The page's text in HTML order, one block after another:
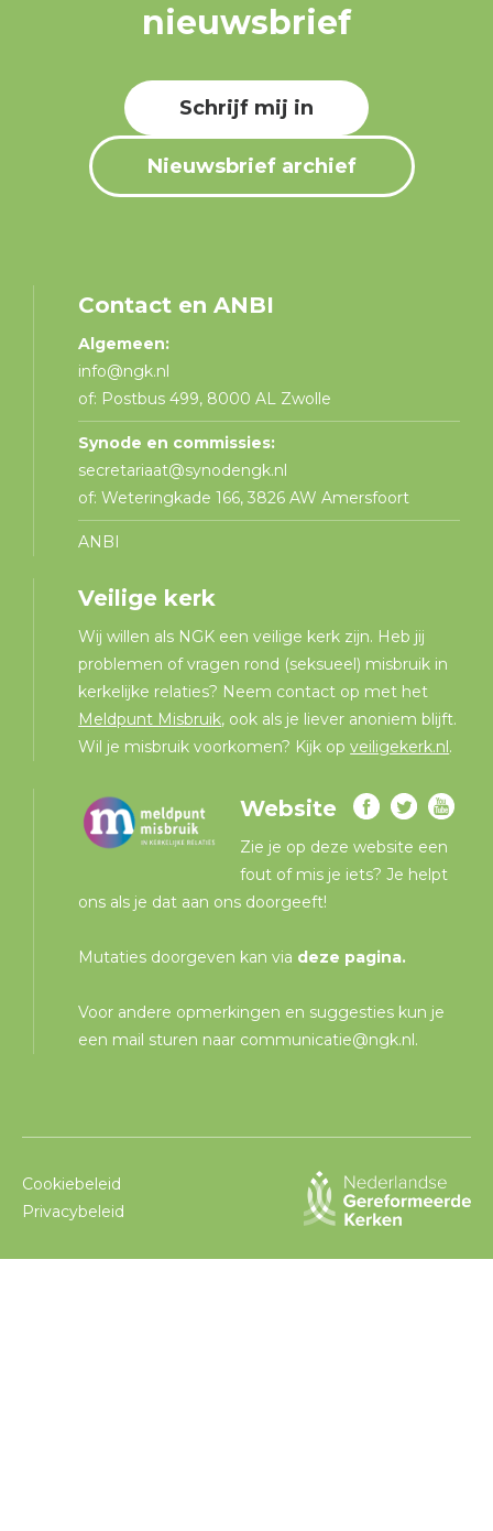
nieuwsbrief
Schrijf mij in
Nieuwsbrief archief
Contact en ANBI
Algemeen:
info@ngk.nl
of: Postbus 499, 8000 AL Zwolle
Synode en commissies:
secretariaat@synodengk.nl
of: Weteringkade 166, 3826 AW Amersfoort
ANBI
Veilige kerk
Wij willen als NGK een veilige kerk zijn. Heb jij
problemen of vragen rond (seksueel) misbruik in
kerkelijke relaties? Neem contact op met het
Meldpunt Misbruik, ook als je liever anoniem blijft.
Wil je misbruik voorkomen? Kijk opveiligekerk.nl.
Website
Zie je op deze website een
fout of mis je iets? Je helpt
ons als je dat aan ons doorgeeft!
Mutaties doorgeven kan via deze pagina.
Voor andere opmerkingen en suggesties kun je
een mail sturen naar communicatie@ngk.nl.
Cookiebeleid
Privacybeleid